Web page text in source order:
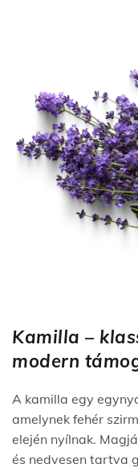
Kamilla –
modern
A kamilla egy
amelynek fehér
elején nyílnak.
és nedvesen tartva